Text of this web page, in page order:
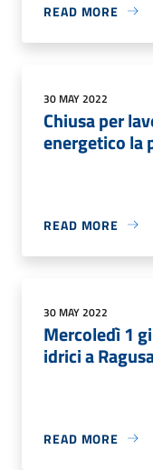
READ MORE
30 MAY 2022
Chiusa per
energetico la
READ MORE
30 MAY 2022
Mercoledì 1
idrici a
READ MORE